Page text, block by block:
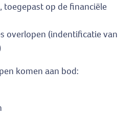
toegepast op de financiële
overlopen (indentificatie van
komen aan bod: